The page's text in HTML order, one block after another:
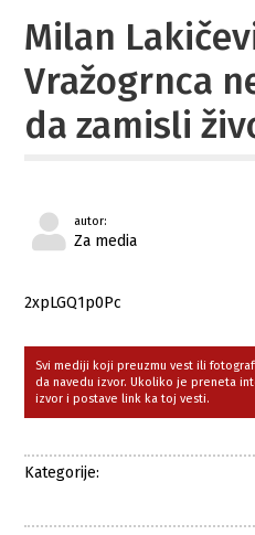
Milan
Vražogrnca
da zamisli
autor:
Za media
2xpLGQ1p0Pc
Svi mediji koji preuzmu vest ili
da navedu izvor. Ukoliko je preneta
izvor i postave link ka toj vesti.
Kategorije: